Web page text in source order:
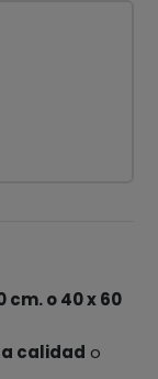
cm. o 40 x 60
calidad o